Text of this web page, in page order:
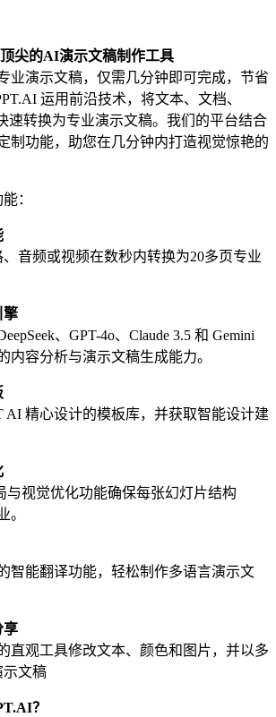
尖的AI演示文稿制作工具
业演示文稿，仅需几分钟即可完成，节省
运用前沿技术，将文本、文档、
速转换为专业演示文稿。我们的平台结合
制功能，助您在几分钟内打造视觉惊艳的
：
音频或视频在数秒内转换为20多页专业
擎
、GPT-4o、Claude 3.5 和 Gemini
内容分析与演示文稿生成能力。
AI 精心设计的模板库，并获取智能设计建
与视觉优化功能确保每张幻灯片结构
。
智能翻译功能，轻松制作多语言演示文
享
直观工具修改文本、颜色和图片，并以多
示文稿
？